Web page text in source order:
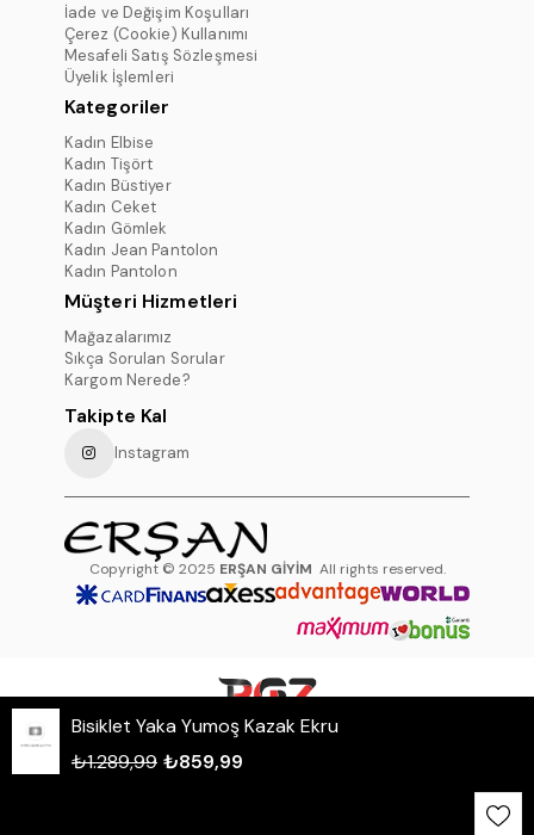
İade ve Değişim Koşulları
Çerez (Cookie) Kullanımı
Mesafeli Satış Sözleşmesi
Üyelik İşlemleri
Kategoriler
Kadın Elbise
Kadın Tişört
Kadın Büstiyer
Kadın Ceket
Kadın Gömlek
Kadın Jean Pantolon
Kadın Pantolon
Müşteri Hizmetleri
Mağazalarımız
Sıkça Sorulan Sorular
Kargom Nerede?
Takipte Kal
Instagram
Copyright © 2025 ERŞAN GİYİM All rights reserved.
WHATSAPP DESTEK HATTI
Bisiklet Yaka Yumoş Kazak Ekru
₺1.289,99 ₺859,99